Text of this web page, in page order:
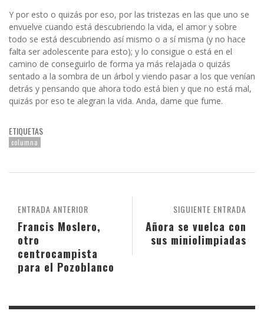
Y por esto o quizás por eso, por las tristezas en las que uno se
envuelve cuando está descubriendo la vida, el amor y sobre
todo se está descubriendo así mismo o a sí misma (y no hace
falta ser adolescente para esto); y lo consigue o está en el
camino de conseguirlo de forma ya más relajada o quizás
sentado a la sombra de un árbol y viendo pasar a los que venían
detrás y pensando que ahora todo está bien y que no está mal,
quizás por eso te alegran la vida. Anda, dame que fume.
ETIQUETAS
columna
SIGUIENTE ENTRADA
Añora se vuelca con
sus miniolimpiadas
ENTRADA ANTERIOR
Francis Moslero,
otro
centrocampista
para el Pozoblanco